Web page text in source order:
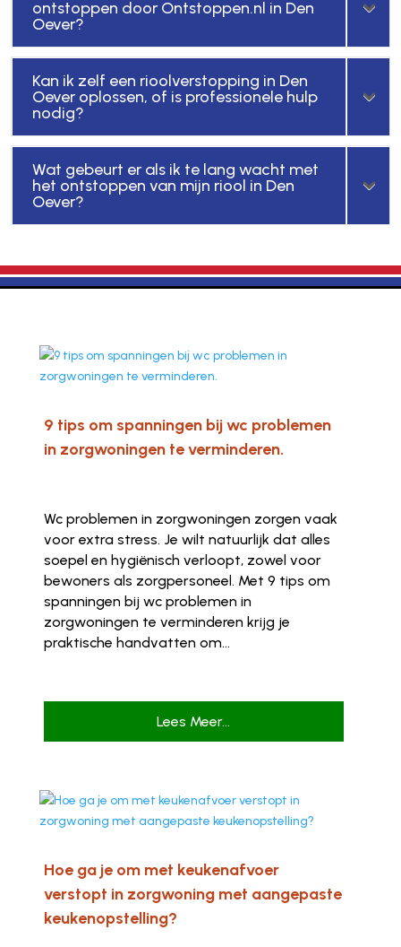
ontstoppen door Ontstoppen.nl in Den
Oever?
Kan ik zelf een rioolverstopping in Den
Oever oplossen, of is professionele hulp
nodig?
Wat gebeurt er als ik te lang wacht met
het ontstoppen van mijn riool in Den
Oever?
9 tips om spanningen bij wc problemen
in zorgwoningen te verminderen.
Wc problemen in zorgwoningen zorgen vaak
voor extra stress. Je wilt natuurlijk dat alles
soepel en hygiënisch verloopt, zowel voor
bewoners als zorgpersoneel. Met 9 tips om
spanningen bij wc problemen in
zorgwoningen te verminderen krijg je
praktische handvatten om...
Lees Meer...
Hoe ga je om met keukenafvoer
verstopt in zorgwoning met aangepaste
keukenopstelling?